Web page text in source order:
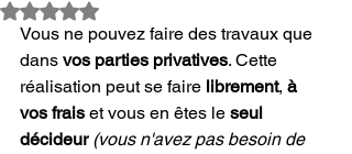
Noté NaN étoiles sur 5.
Vous ne pouvez faire des travaux que
dans vos parties privatives. Cette
réalisation peut se faire librement, à
vos frais et vous en êtes le seul
décideur (vous n'avez pas besoin de